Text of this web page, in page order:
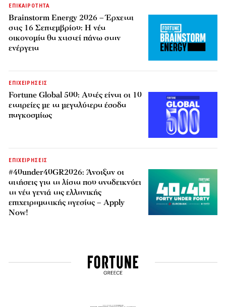
ΕΠΙΚΑΙΡΟΤΗΤΑ
Brainstorm Energy 2026 – Έρχεται
στις 16 Σεπτεμβρίου: Η νέα
οικονομία θα χτιστεί πάνω στην
ενέργεια
ΕΠΙΧΕΙΡΗΣΕΙΣ
Fortune Global 500: Αυτές είναι οι 10
εταιρείες με τα μεγαλύτερα έσοδα
παγκοσμίως
ΕΠΙΧΕΙΡΗΣΕΙΣ
#40under40GR2026: Άνοιξαν οι
αιτήσεις για τη λίστα που αναδεικνύει
τη νέα γενιά της ελληνικής
επιχειρηματικής ηγεσίας – Apply
Now!